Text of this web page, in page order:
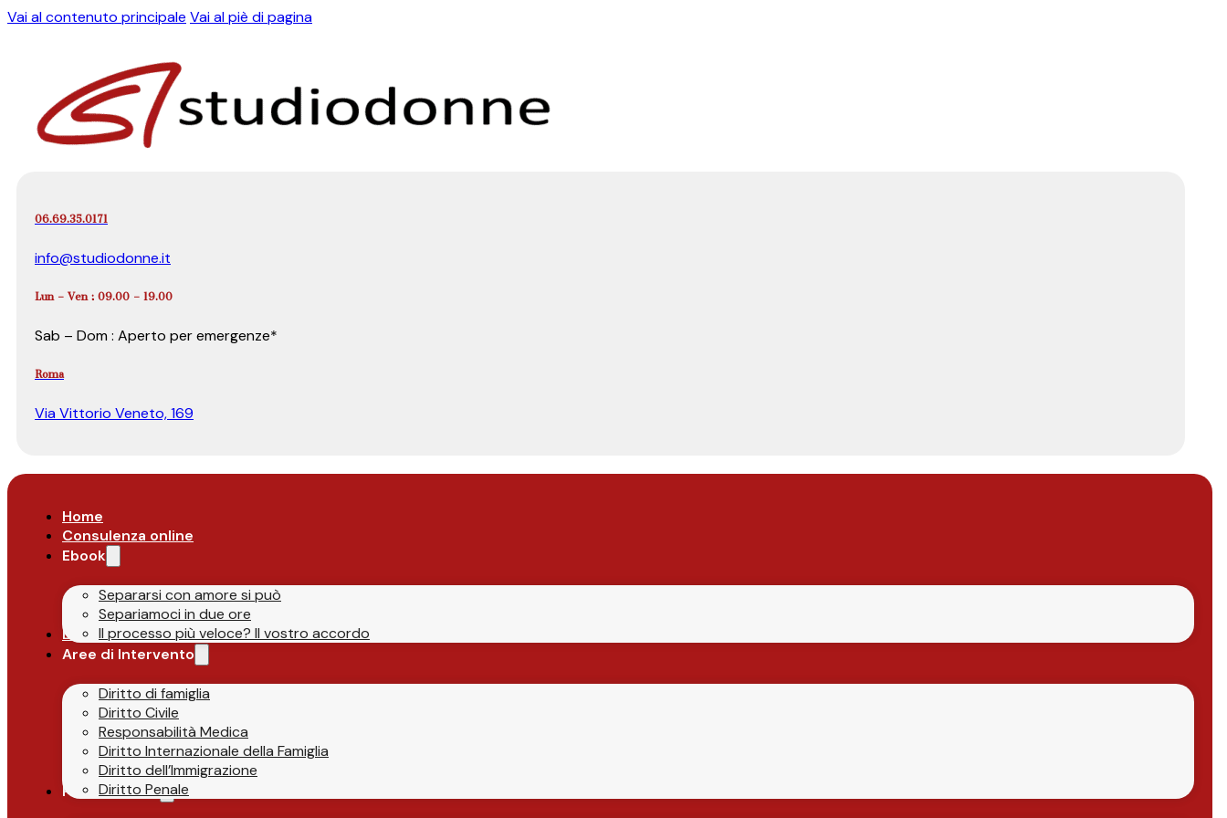
Vai al contenuto principale Vai al piè di pagina
06.69.35.0171
info@studiodonne.it
Lun – Ven : 09.00 – 19.00
Sab – Dom : Aperto per emergenze*
Roma
Via Vittorio Veneto, 169
Home
Consulenza online
Ebook
Separarsi con amore si può
Separiamoci in due ore
Il processo più veloce? Il vostro accordo
Lo Studio
Aree di Intervento
Diritto di famiglia
Diritto Civile
Responsabilità Medica
Diritto Internazionale della Famiglia
Diritto dell’Immigrazione
Diritto Penale
Parlano di Noi